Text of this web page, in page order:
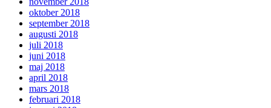
oktober 2018
september 2018
augusti 2018
juli 2018
juni 2018
maj 2018
april 2018
mars 2018
februari 2018